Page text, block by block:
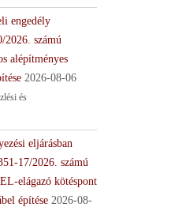
engedély
2026. számú
alépítményes
2026-08-06
és
eljárásban
17/2026. számú
elágazó kötéspont
építése 2026-08-